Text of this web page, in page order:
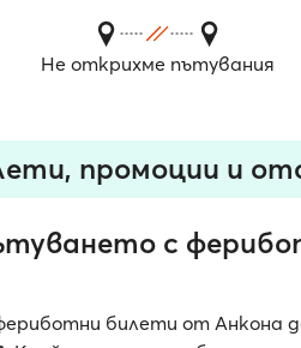
Не открихме пътувания
промоции и
с
билети от Анкона